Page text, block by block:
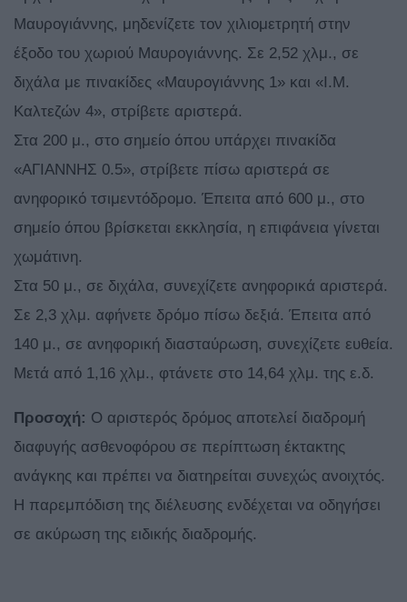
Μαυρογιάννης, μηδενίζετε τον χιλιομετρητή στην
έξοδο του χωριού Μαυρογιάννης. Σε 2,52 χλμ., σε
διχάλα με πινακίδες «Μαυρογιάννης 1» και «Ι.Μ.
Καλτεζών 4», στρίβετε αριστερά.
Στα 200 μ., στο σημείο όπου υπάρχει πινακίδα
«ΑΓΙΑΝΝΗΣ 0.5», στρίβετε πίσω αριστερά σε
ανηφορικό τσιμεντόδρομο. Έπειτα από 600 μ., στο
σημείο όπου βρίσκεται εκκλησία, η επιφάνεια γίνεται
χωμάτινη.
Στα 50 μ., σε διχάλα, συνεχίζετε ανηφορικά αριστερά.
Σε 2,3 χλμ. αφήνετε δρόμο πίσω δεξιά. Έπειτα από
140 μ., σε ανηφορική διασταύρωση, συνεχίζετε ευθεία.
Μετά από 1,16 χλμ., φτάνετε στο 14,64 χλμ. της ε.δ.
Προσοχή: Ο αριστερός δρόμος αποτελεί διαδρομή
διαφυγής ασθενοφόρου σε περίπτωση έκτακτης
ανάγκης και πρέπει να διατηρείται συνεχώς ανοιχτός.
Η παρεμπόδιση της διέλευσης ενδέχεται να οδηγήσει
σε ακύρωση της ειδικής διαδρομής.